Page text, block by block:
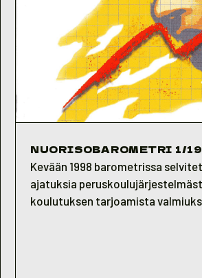
NUORISOBAROMETRI 1/
Kevään 1998 barometrissa
ajatuksia
koulutuksen tarjoamista